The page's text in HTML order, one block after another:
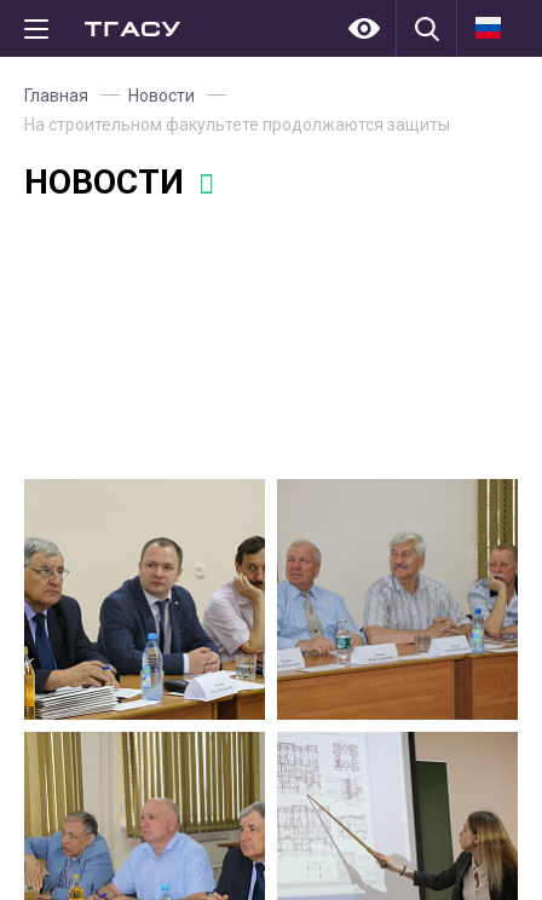
Главная
Новости
На строительном факультете продолжаются защиты
НОВОСТИ